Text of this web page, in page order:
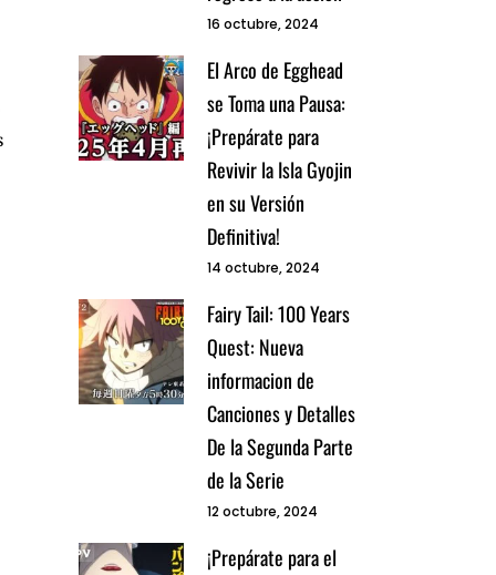
16 octubre, 2024
El Arco de Egghead
se Toma una Pausa:
¡Prepárate para
Revivir la Isla Gyojin
en su Versión
Definitiva!
14 octubre, 2024
Fairy Tail: 100 Years
Quest: Nueva
informacion de
Canciones y Detalles
De la Segunda Parte
de la Serie
12 octubre, 2024
¡Prepárate para el